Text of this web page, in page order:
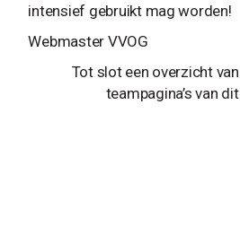
intensief gebruikt mag worden!
Webmaster VVOG
Tot slot een overzicht
teampagina’s van